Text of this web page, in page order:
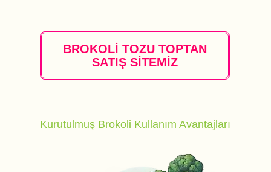
BROKOLİ TOZU TOPTAN
SATIŞ SİTEMİZ
Kurutulmuş Brokoli Kullanım Avantajları